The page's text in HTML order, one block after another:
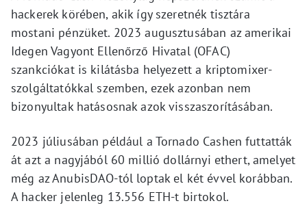
hackerek körében, akik így szeretnék tisztára
mostani pénzüket. 2023 augusztusában az amerikai
Idegen Vagyont Ellenőrző Hivatal (OFAC)
szankciókat is kilátásba helyezett a kriptomixer-
szolgáltatókkal szemben, ezek azonban nem
bizonyultak hatásosnak azok visszaszorításában.
2023 júliusában például a Tornado Cashen futtatták
át azt a nagyjából 60 millió dollárnyi ethert, amelyet
még az AnubisDAO-tól loptak el két évvel korábban.
A hacker jelenleg 13.556 ETH-t birtokol.